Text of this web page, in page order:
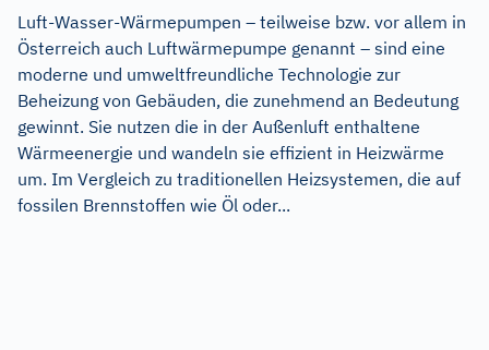
Luft-Wasser-Wärmepumpen – teilweise bzw. vor allem in
Österreich auch Luftwärmepumpe genannt – sind eine
moderne und umweltfreundliche Technologie zur
Beheizung von Gebäuden, die zunehmend an Bedeutung
gewinnt. Sie nutzen die in der Außenluft enthaltene
Wärmeenergie und wandeln sie effizient in Heizwärme
um. Im Vergleich zu traditionellen Heizsystemen, die auf
fossilen Brennstoffen wie Öl oder...